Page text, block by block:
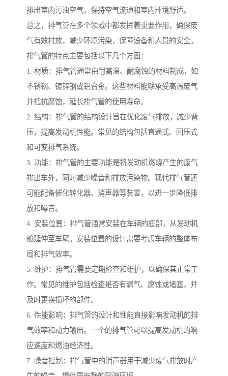
排出室内污浊空气，保持空气流通和室内环境舒适。
总之，排气管在多个领域中都发挥着重要作用，确保废
气有效排放，减少环境污染，保障设备和人员的安全。
排气管的特点主要包括以下几个方面：
1. 材质：排气管通常由耐高温、耐腐蚀的材料制成，如
不锈钢、镀锌钢或铝合金。这些材料能够承受高温废气
并抵抗腐蚀，延长排气管的使用寿命。
2. 结构：排气管的结构设计旨在优化废气排放，减少背
压，提高发动机性能。常见的结构包括直通式、回压式
和可变排气系统。
3. 功能：排气管的主要功能是将发动机燃烧产生的废气
排出车外，同时减少噪音和排放污染物。现代排气管还
可能配备催化转化器、消声器等装置，以进一步降低排
放和噪音。
4. 安装位置：排气管通常安装在车辆的底部，从发动机
舱延伸至车尾。安装位置的设计需要考虑车辆的整体布
局和排气效率。
5. 维护：排气管需要定期检查和维护，以确保其正常工
作。常见的维护包括检查是否有漏气、腐蚀或堵塞，并
及时更换损坏的部件。
6. 性能影响：排气管的设计和性能直接影响发动机的排
气效率和动力输出。一个的排气管可以提高发动机的响
应速度和燃油经济性。
7. 噪音控制：排气管中的消声器用于减少废气排放时产